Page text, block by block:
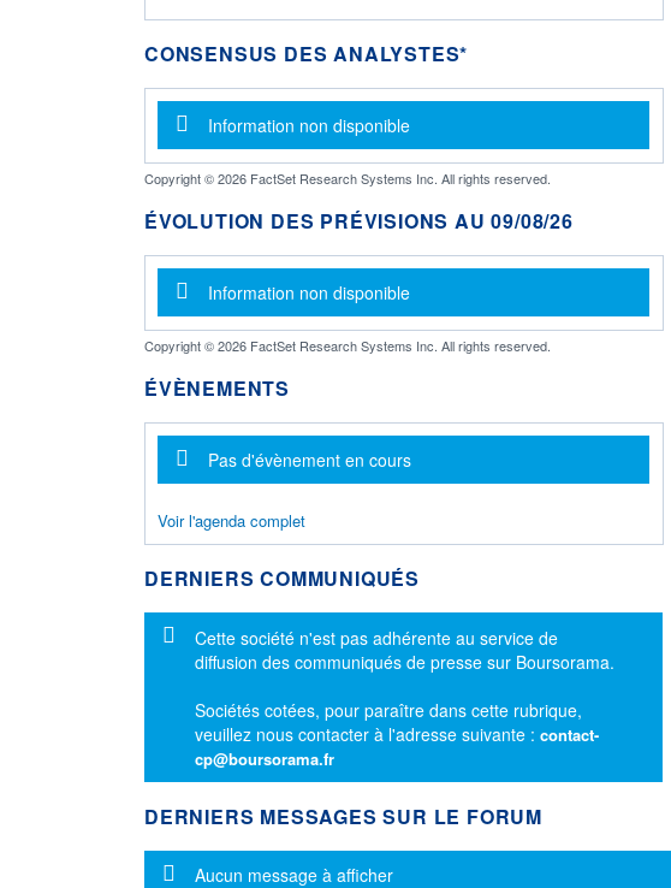
CONSENSUS DES ANALYSTES*
Message d'information
Information non disponible
Copyright © 2026 FactSet Research Systems Inc. All rights reserved.
ÉVOLUTION DES PRÉVISIONS AU 09/08/26
Message d'information
Information non disponible
Copyright © 2026 FactSet Research Systems Inc. All rights reserved.
ÉVÈNEMENTS
Message d'information
Pas d'évènement en cours
Voir l'agenda complet
DERNIERS COMMUNIQUÉS
Message d'information
Cette société n'est pas adhérente au service de
diffusion des communiqués de presse sur Boursorama.
Sociétés cotées, pour paraître dans cette rubrique,
veuillez nous contacter à l'adresse suivante : contact-
cp@boursorama.fr
DERNIERS MESSAGES SUR LE FORUM
Message d'information
Aucun message à afficher